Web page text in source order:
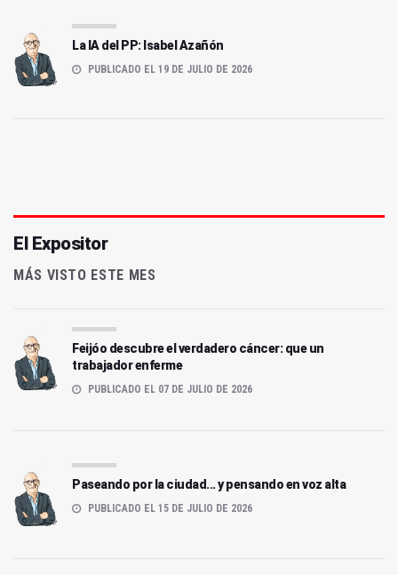
La IA del PP: Isabel Azañón
PUBLICADO EL 19 DE JULIO DE 2026
El Expositor
MÁS VISTO ESTE MES
Feijóo descubre el verdadero cáncer: que un
trabajador enferme
PUBLICADO EL 07 DE JULIO DE 2026
Paseando por la ciudad... y pensando en voz alta
PUBLICADO EL 15 DE JULIO DE 2026